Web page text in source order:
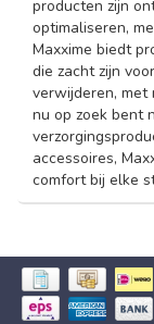
producten zijn
optimaliseren,
Maxxime biedt
die zacht zijn
verwijderen, met
nu op zoek bent
accessoires,
comfort bij elke